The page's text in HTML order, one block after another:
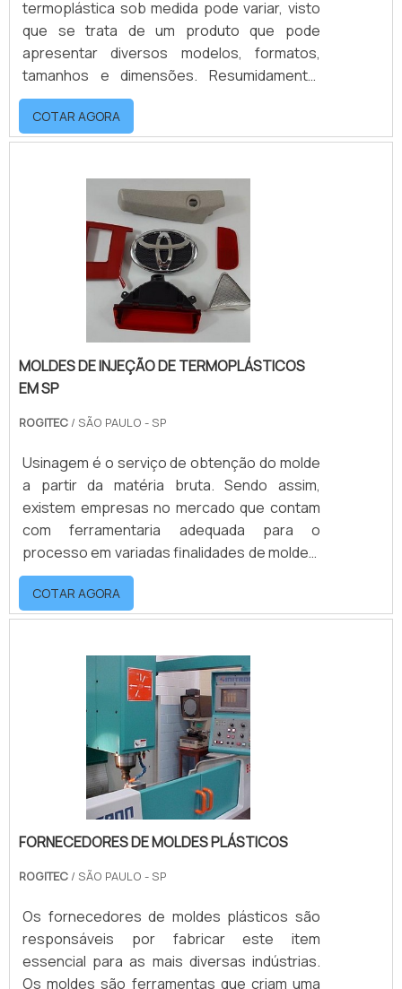
termoplástica sob medida pode variar, visto
que se trata de um produto que pode
apresentar diversos modelos, formatos,
tamanhos e dimensões. Resumidamente,
estes moldes são o que darão “vida” à peça
que será confeccionada.O PRODUTO
OFERECE MUITOS BENEFÍCIOSDe forma
plástico derretido, mantendo as estruturas e
dimensões exatas do item que será
produzido. Após resfriar, a peça solidificada
é removida do molde, e o pr.
COTAR AGORA
MOLDES DE INJEÇÃO DE TERMOPLÁSTICOS
EM SP
ROGITEC / SÃO PAULO - SP
Usinagem é o serviço de obtenção do molde
a partir da matéria bruta. Sendo assim,
existem empresas no mercado que contam
com ferramentaria adequada para o
processo em variadas finalidades de moldes.
Entre os serviços de projeto, essas
empresas oferecem o projeto completo em
2D, modelagem 3D do projeto, modelagem
usinagem.Moldes de injeção de
termoplásticos em SP e outros estados, são
utilizados para o processo de fabricação de
diversas peças, utilizadas por exempl.
COTAR AGORA
FORNECEDORES DE MOLDES PLÁSTICOS
ROGITEC / SÃO PAULO - SP
Os fornecedores de moldes plásticos são
responsáveis por fabricar este item
essencial para as mais diversas indústrias.
Os moldes são ferramentas que criam uma